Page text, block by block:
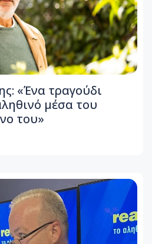
«Ένα τραγούδι
μέσα του
του»